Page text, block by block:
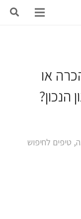
או
, טיפים לחיפוש